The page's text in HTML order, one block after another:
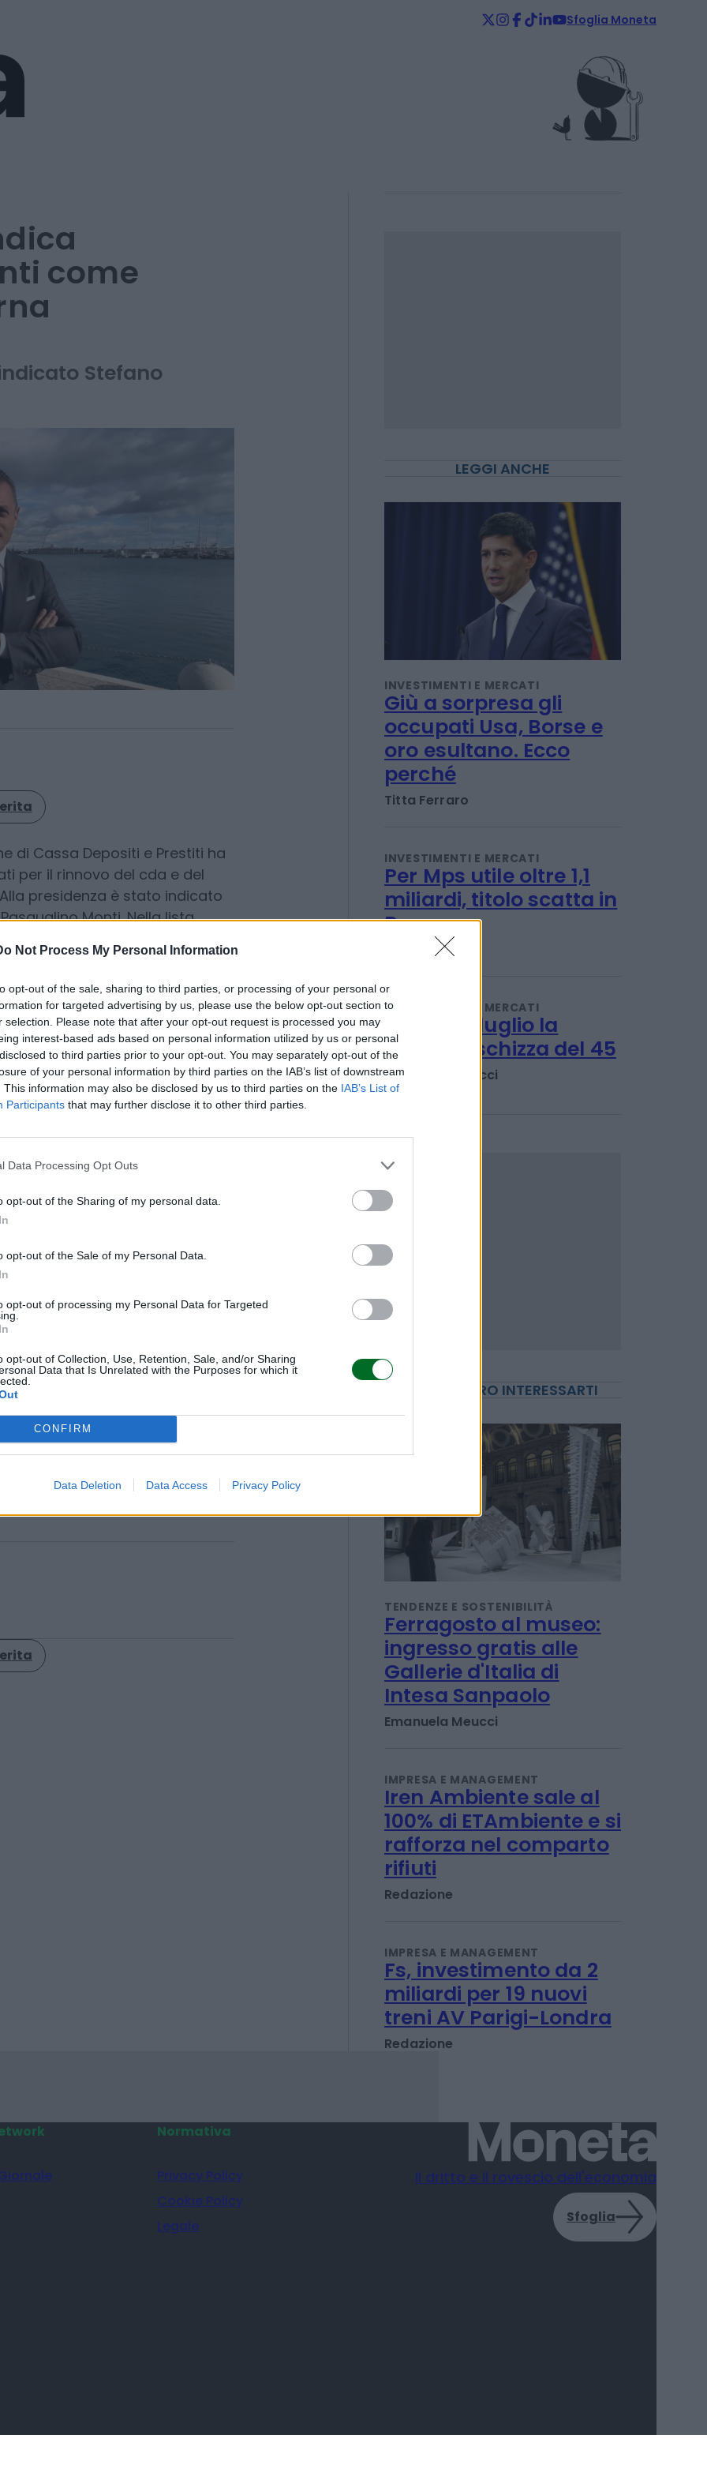
Not Process My Personal Information
opt-out of the sale, sharing to third parties, or processing of your personal or
for targeted advertising by us, please use the below opt-out section to
selection. Please note that after your opt-out request is processed you may
interest-based ads based on personal information utilized by us or personal
to third parties prior to your opt-out. You may separately opt-out of the
of your personal information by third parties on the IAB’s list of downstream
This information may also be disclosed by us to third parties on the IAB’s List of
Participants that may further disclose it to other third parties.
Data Processing Opt Outs
opt-out of the Sharing of my personal data.
opt-out of the Sale of my Personal Data.
opt-out of processing my Personal Data for Targeted
opt-out of Collection, Use, Retention, Sale, and/or Sharing
Data that Is Unrelated with the Purposes for which it
CONFIRM
Data Deletion Data Access Privacy Policy
Sfoglia Moneta
di Cassa Depositi e Prestiti ha
per il rinnovo del cda e del
presidenza è stato indicato
Monti. Nella lista
Shen, Silvia Tossini,
Luca Gregori e Anna
stato nominato ad di Enav
società quotata partecipata
Dal 2021 è commissario
del Consiglio per la
Dal 2017 al 2025 è
portuale del Mare di Sicilia
di investimenti
di euro. Dal 2011 al 2015 è
di Civitavecchia, Fiumicino e
di Assoporti –
inoltre componente del
Infrastrutture e dei Trasporti
e della logistica.
squadra di Enel, Eni,
© RIPRODUZIONE RISERVATA
LEGGI ANCHE
INVESTIMENTI E MERCATI
Giù a sorpresa gli
occupati Usa, Borse e
Titta Ferraro
Per Mps utile oltre 1,1
Borsa
INVESTIMENTI E MERCATI
Fineco, a luglio la
POTREBBERO INTERESSARTI
TENDENZE E SOSTENIBILITÀ
Ferragosto al museo:
ingresso gratis alle
Emanuela Meucci
IMPRESA E MANAGEMENT
Iren Ambiente sale al
100% di ETAmbiente e si
Redazione
IMPRESA E MANAGEMENT
Fs, investimento da 2
Normativa
Il dritto e il rovescio dell'economia